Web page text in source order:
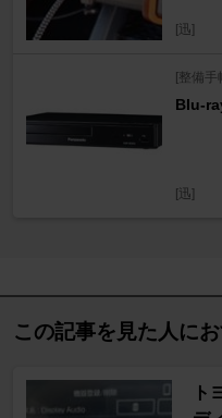
[迅]
[整備手
Blu-
[迅]
この記事を見た人に
ト